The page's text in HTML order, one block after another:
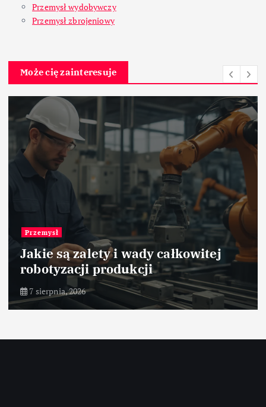
Przemysł wydobywczy
Przemysł zbrojeniowy
Może cię zainteresuje
Przemysł
Jakie są zalety i wady całkowitej
robotyzacji produkcji
7 sierpnia, 2026